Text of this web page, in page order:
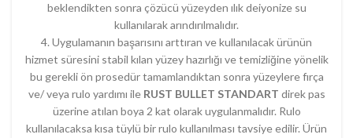
beklendikten sonra çözücü yüzeyden ılık deiyonize su
kullanılarak arındırılmalıdır.
4. Uygulamanın başarısını arttıran ve kullanılacak ürünün
hizmet süresini stabil kılan yüzey hazırlığı ve temizliğine yönelik
bu gerekli ön prosedür tamamlandıktan sonra yüzeylere fırça
ve/ veya rulo yardımı ile RUST BULLET STANDART direk pas
üzerine atılan boya 2 kat olarak uygulanmalıdır. Rulo
kullanılacaksa kısa tüylü bir rulo kullanılması tavsiye edilir. Ürün